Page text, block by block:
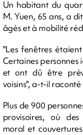
Un habitant du
M. Yuen, 65 ans, a
âgés et à mobilité
"Les fenêtres
Certaines
et ont dû être
voisins", a-t-il raconté
Plus de 900
provisoires, où
moral et